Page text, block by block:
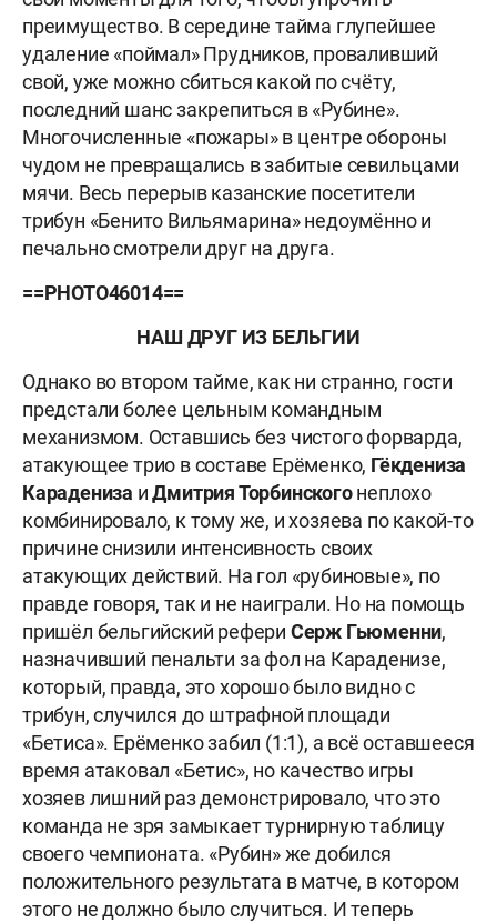
преимущество. В середине тайма глупейшее
удаление «поймал» Прудников, проваливший
свой, уже можно сбиться какой по счёту,
последний шанс закрепиться в «Рубине».
Многочисленные «пожары» в центре обороны
чудом не превращались в забитые севильцами
мячи. Весь перерыв казанские посетители
трибун «Бенито Вильямарина» недоумённо и
печально смотрели друг на друга.
==PHOTO46014==
НАШ ДРУГ ИЗ БЕЛЬГИИ
Однако во втором тайме, как ни странно, гости
предстали более цельным командным
механизмом. Оставшись без чистого форварда,
атакующее трио в составе Ерёменко, Гёкдениза
Карадениза иДмитрия Торбинскогонеплохо
комбинировало, к тому же, и хозяева по какой-то
причине снизили интенсивность своих
атакующих действий. На гол «рубиновые», по
правде говоря, так и не наиграли. Но на помощь
пришёл бельгийский рефери Серж Гьюменни,
назначивший пенальти за фол на Караденизе,
который, правда, это хорошо было видно с
трибун, случился до штрафной площади
«Бетиса». Ерёменко забил (1:1), а всё оставшееся
время атаковал «Бетис», но качество игры
хозяев лишний раз демонстрировало, что это
команда не зря замыкает турнирную таблицу
своего чемпионата. «Рубин» же добился
положительного результата в матче, в котором
этого не должно было случиться. И теперь